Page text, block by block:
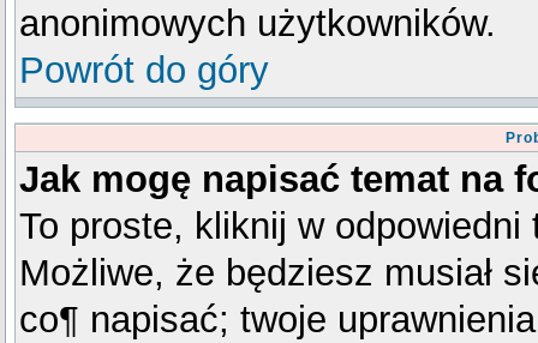
anonimowych użytkowników.
Powrót do góry
Jak mogę napisać temat na
To proste, kliknij w
Możliwe, że będziesz musiał
co¶ napisać; twoje